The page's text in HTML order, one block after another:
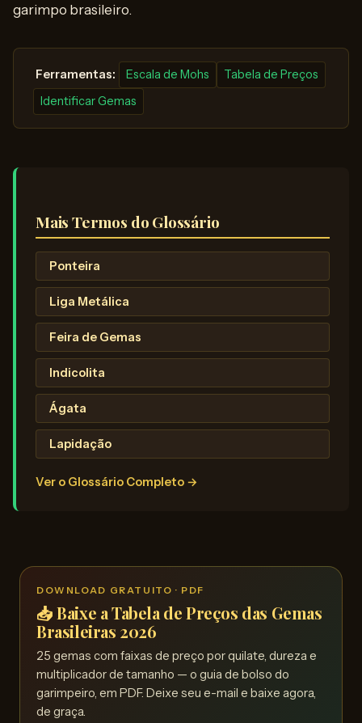
garimpo brasileiro.
️ Ferramentas: Escala de Mohs
Tabela de Preços
Identificar Gemas
Mais Termos do Glossário
Ponteira
Liga Metálica
Feira de Gemas
Indicolita
Ágata
Lapidação
Ver o Glossário Completo →
DOWNLOAD GRATUITO · PDF
📥 Baixe a Tabela de Preços das Gemas
Brasileiras 2026
25 gemas com faixas de preço por quilate, dureza e
multiplicador de tamanho — o guia de bolso do
garimpeiro, em PDF. Deixe seu e-mail e baixe agora,
de graça.